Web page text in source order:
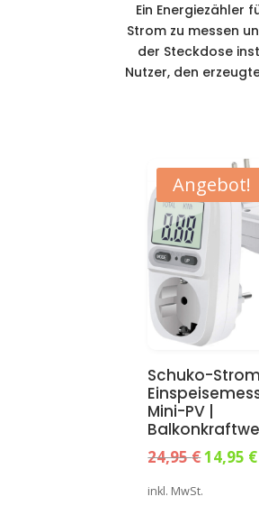
Ein Energiezähler
Strom zu messen
der Steckdose
Nutzer, den
Angebot!
Schuko-
Mini-PV |
24,95€14,95 €
inkl. MwSt.